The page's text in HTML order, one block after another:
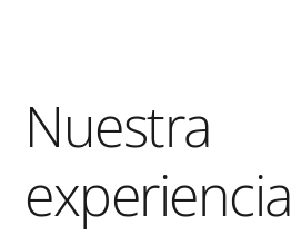
Nuestra
experiencia